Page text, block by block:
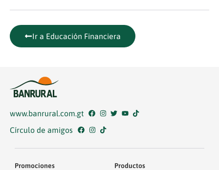
Ir a Educación Financiera
www.banrural.com.gt
Círculo de amigos
Promociones Productos